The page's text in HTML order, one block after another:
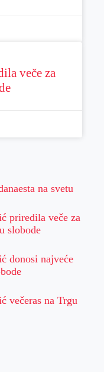
veče za
na svetu
priredila veče za
slobode
donosi najveće
večeras na Trgu